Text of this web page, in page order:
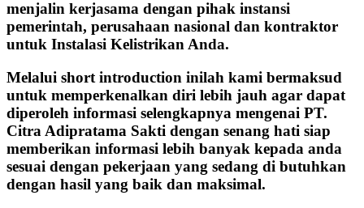
menjalin kerjasama dengan pihak instansi
pemerintah, perusahaan nasional dan kontraktor
untuk Instalasi Kelistrikan Anda.
Melalui short introduction inilah kami bermaksud
untuk memperkenalkan diri lebih jauh agar dapat
diperoleh informasi selengkapnya mengenai PT.
Citra Adipratama Sakti dengan senang hati siap
memberikan informasi lebih banyak kepada anda
sesuai dengan pekerjaan yang sedang di butuhkan
dengan hasil yang baik dan maksimal.